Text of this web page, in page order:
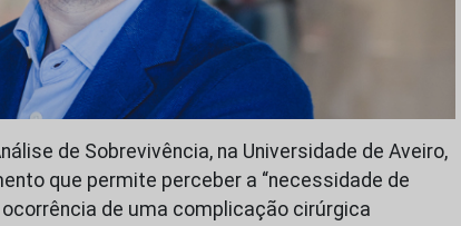
de Sobrevivência, na Universidade de Aveiro,
que permite perceber a “necessidade de
de uma complicação cirúrgica